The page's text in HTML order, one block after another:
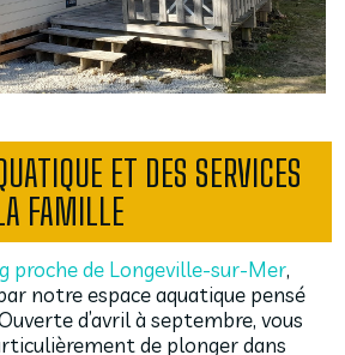
ET DES SERVICES
FAMILLE
proche de Longeville-sur-Mer,
notre espace aquatique pensé
d’avril à septembre, vous
de plonger dans